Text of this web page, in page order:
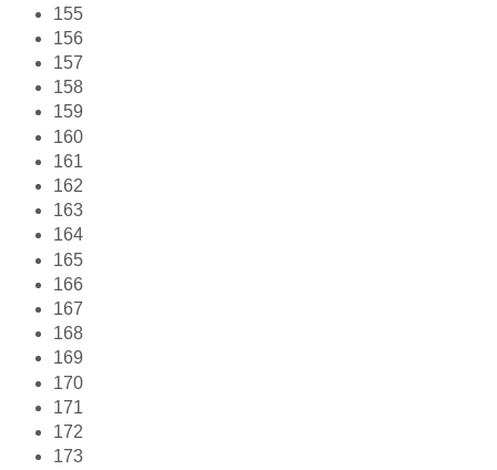
155
156
157
158
159
160
161
162
163
164
165
166
167
168
169
170
171
172
173